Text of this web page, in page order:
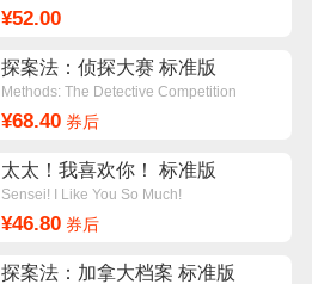
¥52.00
探案法：侦探大赛 标准版
Methods: The Detective Competition
¥68.40券后
太太！我喜欢你！ 标准版
Sensei! I Like You So Much!
¥46.80券后
探案法：加拿大档案 标准版